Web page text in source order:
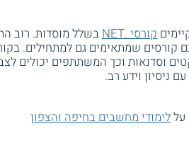
קורסי .NET
בשלל מוסדות. רוב
קורסים שמתאימים גם למתחילים.
וסדנאות וכך המשתתפים יכולים
ניסיון וידע רב.
עללימודי מחשבים בחיפה והצפון